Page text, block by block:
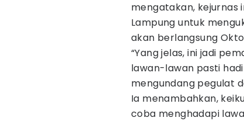
mengatakan, kejurnas
Lampung untuk
akan berlangsung
“Yang jelas, ini jadi
lawan-lawan pasti
mengundang pegulat
Ia menambahkan,
coba menghadapi